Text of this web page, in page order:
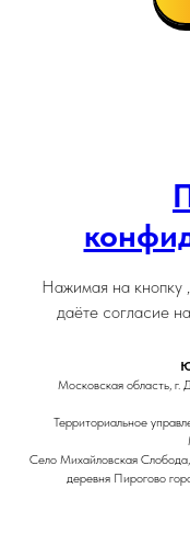
Нажимая на кнопку
даёте согласие
Московская область, г.
Территориальное
Село Михайловская
деревня Пирогово